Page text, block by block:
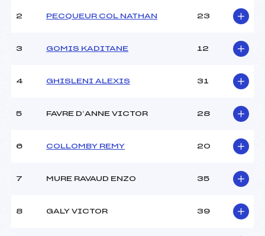
Nombre de portes :
2 PECQUEUR COL NATHAN 23
3 GOMIS KADITANE 12
4 GHISLENI ALEXIS 31
5 FAVRE D’ANNE VICTOR 28
6 COLLOMBY REMY 20
7 MURE RAVAUD ENZO 35
8 GALY VICTOR 39